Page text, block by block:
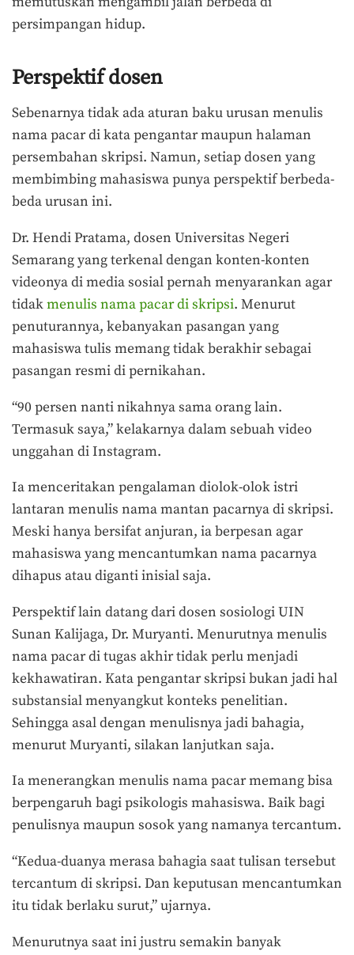
persimpangan hidup.
Perspektif dosen
Sebenarnya tidak ada aturan baku urusan menulis
nama pacar di kata pengantar maupun halaman
persembahan skripsi. Namun, setiap dosen yang
membimbing mahasiswa punya perspektif berbeda-
beda urusan ini.
Dr. Hendi Pratama, dosen Universitas Negeri
Semarang yang terkenal dengan konten-konten
videonya di media sosial pernah menyarankan agar
tidakmenulis nama pacar di skripsi. Menurut
penuturannya, kebanyakan pasangan yang
mahasiswa tulis memang tidak berakhir sebagai
pasangan resmi di pernikahan.
“90 persen nanti nikahnya sama orang lain.
Termasuk saya,” kelakarnya dalam sebuah video
unggahan di Instagram.
Ia menceritakan pengalaman diolok-olok istri
lantaran menulis nama mantan pacarnya di skripsi.
Meski hanya bersifat anjuran, ia berpesan agar
mahasiswa yang mencantumkan nama pacarnya
dihapus atau diganti inisial saja.
Perspektif lain datang dari dosen sosiologi UIN
Sunan Kalijaga, Dr. Muryanti. Menurutnya menulis
nama pacar di tugas akhir tidak perlu menjadi
kekhawatiran. Kata pengantar skripsi bukan jadi hal
substansial menyangkut konteks penelitian.
Sehingga asal dengan menulisnya jadi bahagia,
menurut Muryanti, silakan lanjutkan saja.
Ia menerangkan menulis nama pacar memang bisa
berpengaruh bagi psikologis mahasiswa. Baik bagi
penulisnya maupun sosok yang namanya tercantum.
“Kedua-duanya merasa bahagia saat tulisan tersebut
tercantum di skripsi. Dan keputusan mencantumkan
itu tidak berlaku surut,” ujarnya.
Menurutnya saat ini justru semakin banyak